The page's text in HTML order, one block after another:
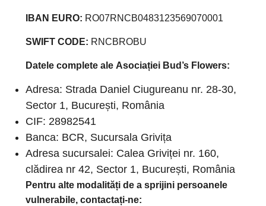
IBAN EURO: RO07RNCB0483123569070001
SWIFT CODE: RNCBROBU
Datele complete ale Asociației Bud ’s Flowers:
Adresa: Strada Daniel Ciugureanu nr. 28-30,
Sector 1, București, România
CIF: 28982541
Banca: BCR, Sucursala Grivița
Adresa sucursalei: Calea Griviței nr. 160,
clădirea nr 42, Sector 1, București, România
Pentru alte modalități de a sprijini persoanele
vulnerabile, contactați-ne: